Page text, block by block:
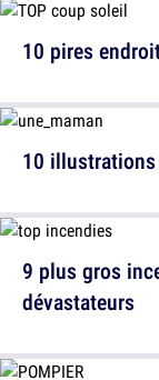
10
10 pires
9 plus gros
dévastateurs